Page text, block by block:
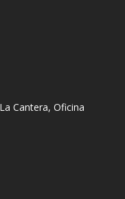
Cantera, Oficina